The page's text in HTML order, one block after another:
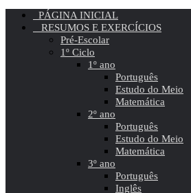
PÁGINA INICIAL
RESUMOS E EXERCÍCIOS
Pré-Escolar
1º Ciclo
1º ano
Português
Estudo do Meio
Matemática
2º ano
Português
Estudo do Meio
Matemática
3º ano
Português
Inglês